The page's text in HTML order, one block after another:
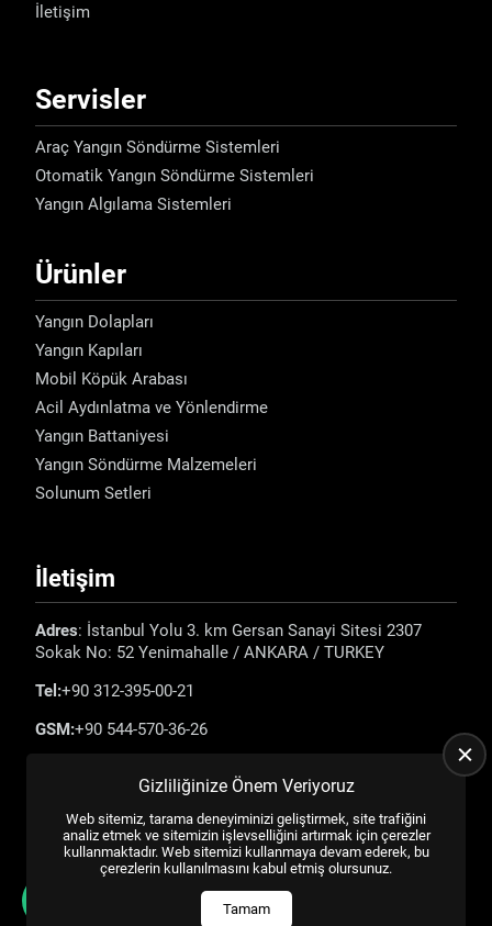
İletişim
Servisler
Araç Yangın Söndürme Sistemleri
Otomatik Yangın Söndürme Sistemleri
Yangın Algılama Sistemleri
Ürünler
Yangın Dolapları
Yangın Kapıları
Mobil Köpük Arabası
Acil Aydınlatma ve Yönlendirme
Yangın Battaniyesi
Yangın Söndürme Malzemeleri
Solunum Setleri
İletişim
Adres: İstanbul Yolu 3. km Gersan Sanayi Sitesi 2307
Sokak No: 52 Yenimahalle / ANKARA / TURKEY
Tel:+90 312-395-00-21
GSM:+90 544-570-36-26
Tüm Hakları Saklıdır. |US YAZILIM© 2023
Gizliliğinize Önem Veriyoruz
Web sitemiz, tarama deneyiminizi geliştirmek, site trafiğini
analiz etmek ve sitemizin işlevselliğini artırmak için çerezler
kullanmaktadır. Web sitemizi kullanmaya devam ederek, bu
çerezlerin kullanılmasını kabul etmiş olursunuz.
Tamam